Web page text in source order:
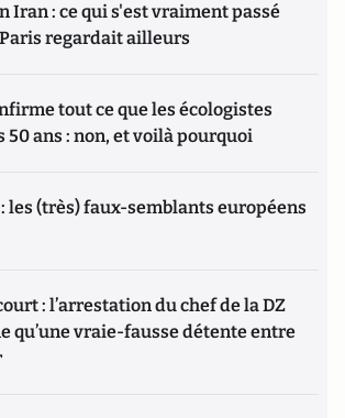
Iran : ce qui s'est vraiment passé
regardait ailleurs
tout ce que les écologistes
50 ans : non, et voilà pourquoi
les (très) faux-semblants européens
: l’arrestation du chef de la DZ
qu’une vraie-fausse détente entre